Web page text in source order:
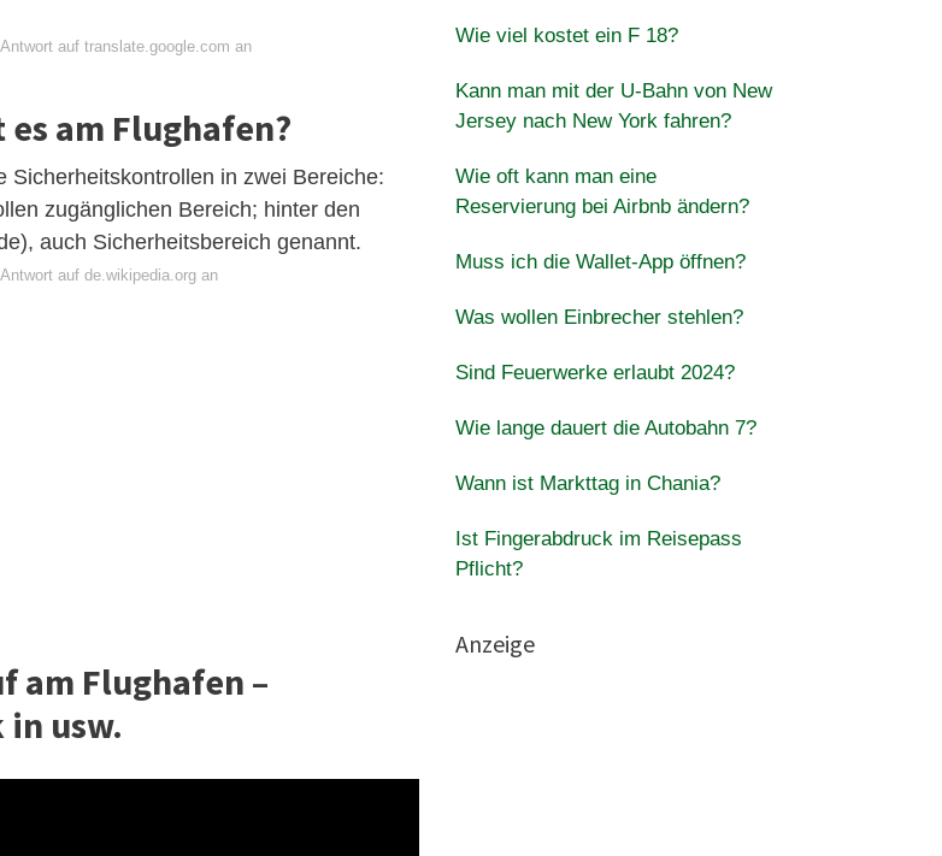
auf translate.google.com an
am Flughafen?
Sicherheitskontrollen in zwei Bereiche:
zugänglichen Bereich; hinter den
auch Sicherheitsbereich genannt.
auf de.wikipedia.org an
am Flughafen –
in usw.
Wie viel kostet ein F 18?
Kann man mit der U-Bahn von New
Jersey nach New York fahren?
Wie oft kann man eine
Reservierung bei Airbnb ändern?
Muss ich die Wallet-App öffnen?
Was wollen Einbrecher stehlen?
Sind Feuerwerke erlaubt 2024?
Wie lange dauert die Autobahn 7?
Wann ist Markttag in Chania?
Ist Fingerabdruck im Reisepass
Pflicht?
Anzeige